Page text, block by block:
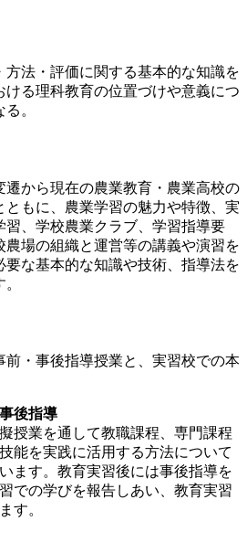
法・評価に関する基本的な知識を
る理科教育の位置づけや意義につ
。
遷から現在の農業教育・農業高校の
もに、農業学習の魅力や特徴、実
習、学校農業クラブ、学習指導要
場の組織と運営等の講義や演習を
な基本的な知識や技術、指導法を
前・事後指導授業と、実習校での本
後指導
授業を通して教職課程、専門課程
能を実践に活用する方法について
ます。教育実習後には事後指導を
での学びを報告しあい、教育実習
す。